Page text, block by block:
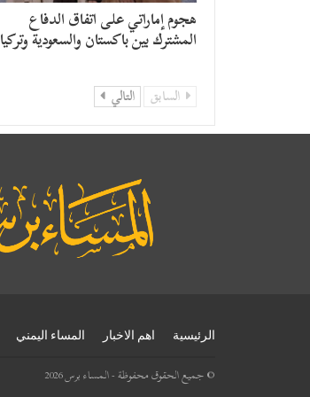
هجوم إماراتي على اتفاق الدفاع
المشترك بين باكستان والسعودية وتركيا
السابق التالي
الرئيسية اهم الاخبار المساء اليمني
© جميع الحقوق محفوظة - المساء برس 2026